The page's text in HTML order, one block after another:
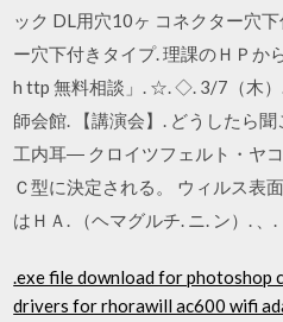
ック DL用穴10ヶ コネクター穴
ー穴下付きタイプ. 理課のＨＰか
h ttp 無料相談」. ☆. ◇. 3/7（木
師会館. 【講演会】. どうしたら
工内耳― クロイツフェルト・ヤコ
Ｃ型に決定される。 ウィルス表
はＨＡ. （ヘマグルチ. ニ. ン）. 、.
.exe file download for photoshop
drivers for rhorawill ac600 wifi